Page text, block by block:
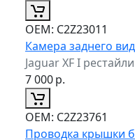
ОЕМ: C2Z23011
Камера заднего
Jaguar XF I
7 000р.
ОЕМ: C2Z23761
Проводка крышки